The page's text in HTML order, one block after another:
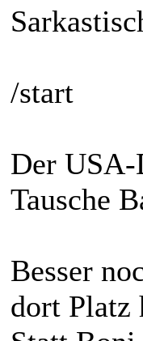
/start
Der USA-
Tausche
Besser
dort Platz